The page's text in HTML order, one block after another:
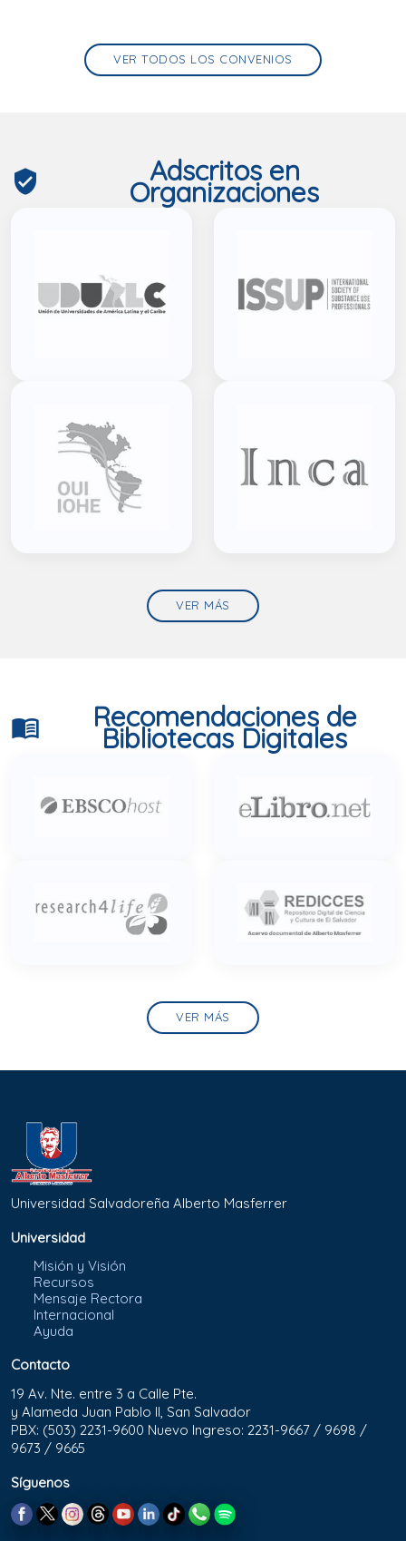
VER TODOS LOS CONVENIOS
verified_user Adscritos en
Organizaciones
VER MÁS
menu_book Recomendaciones de
Bibliotecas Digitales
VER MÁS
Universidad Salvadoreña Alberto Masferrer
Universidad
Misión y Visión
Recursos
Mensaje Rectora
Internacional
Ayuda
Contacto
19 Av. Nte. entre 3 a Calle Pte.
y Alameda Juan Pablo II, San Salvador
PBX: (503) 2231-9600 Nuevo Ingreso: 2231-9667 / 9698 /
9673 / 9665
Síguenos